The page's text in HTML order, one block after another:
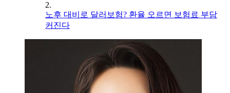
2.
노후 대비로 달러보험? 환율 오르면 보험료 부담
커진다